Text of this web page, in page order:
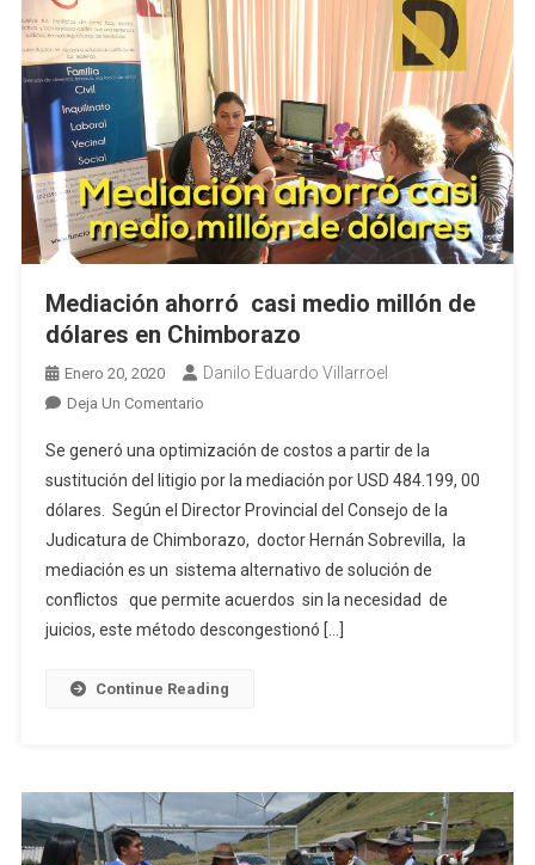
Mediación ahorró casi medio millón de
dólares en Chimborazo
Enero 20, 2020 Danilo Eduardo Villarroel
Deja Un ComentarioEn
Ahorró Casi
Medio
Millón
De
Dólares
En
Chimborazo
Se generó una optimización de costos a partir de la
sustitución del litigio por la mediación por USD 484.199, 00
dólares. Según el Director Provincial del Consejo de la
Judicatura de Chimborazo, doctor Hernán Sobrevilla, la
mediación es un sistema alternativo de solución de
conflictos que permite acuerdos sin la necesidad de
juicios, este método descongestionó […]
Continue Reading